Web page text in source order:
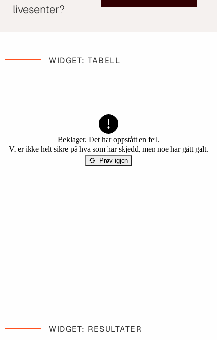
livesenter?
WIDGET: TABELL
WIDGET: RESULTATER